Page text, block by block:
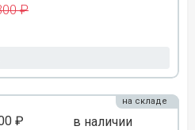
₽
₽ в наличии
на складе